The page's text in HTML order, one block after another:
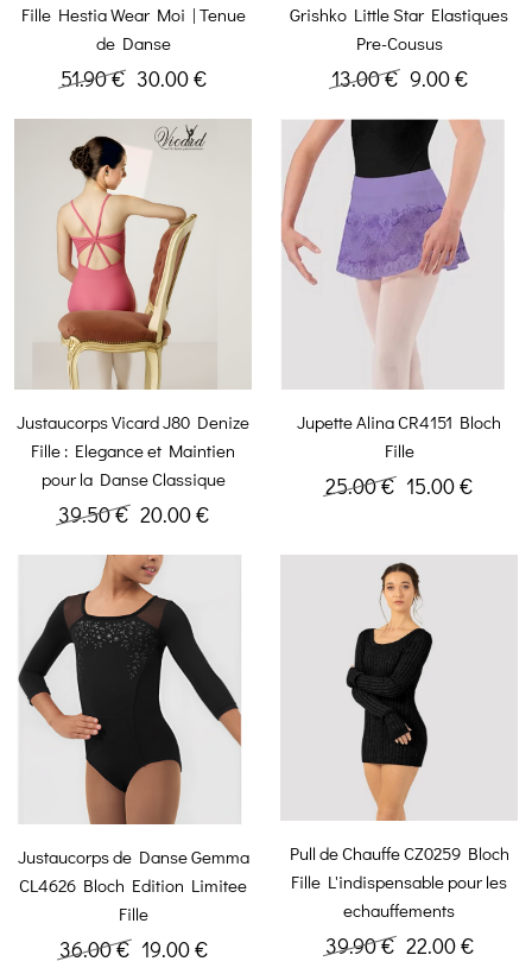
Fille Hestia Wear Moi | Tenue
de Danse
51.90 € 30.00 €
Grishko Little Star Elastiques
Pre-Cousus
13.00 € 9.00 €
Justaucorps Vicard J80 Denize
Fille : Elegance et Maintien
pour la Danse Classique
39.50 € 20.00 €
Jupette Alina CR4151 Bloch
Fille
25.00 € 15.00 €
Justaucorps de Danse Gemma
CL4626 Bloch Edition Limitee
Fille
36.00 € 19.00 €
Pull de Chauffe CZ0259 Bloch
Fille L'indispensable pour les
echauffements
39.90 € 22.00 €